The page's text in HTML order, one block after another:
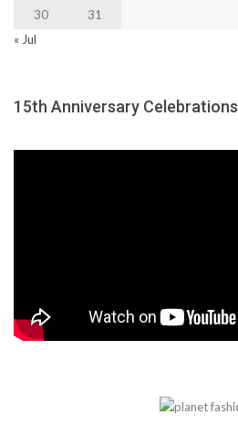
30
31
« Jul
15th Anniversary Celebrations